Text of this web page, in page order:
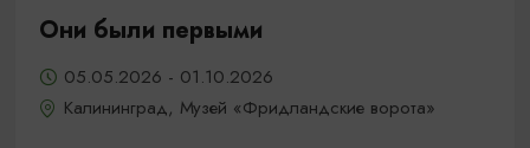
Они были первыми
05.05.2026 - 01.10.2026
Калининград, Музей «Фридландские ворота»